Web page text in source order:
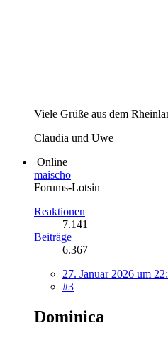
Viele Grüße aus dem
Claudia und Uwe
Online
maischo
Forums-Lotsin
Reaktionen
7.141
Beiträge
6.367
27. Januar 2026 um
#3
Dominica